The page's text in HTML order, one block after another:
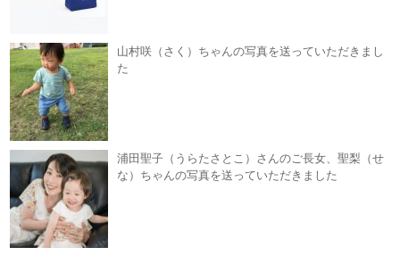
山村咲（さく）ちゃんの写真を送っていただきまし
た
浦田聖子（うらたさとこ）さんのご長女、聖梨（せ
な）ちゃんの写真を送っていただきました